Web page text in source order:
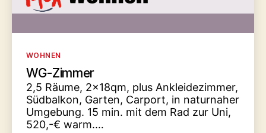
Kategorien
WOHNEN
WG-Zimmer
2,5 Räume, 2x18qm, plus Ankleidezimmer,
Südbalkon, Garten, Carport, in naturnaher
Umgebung. 15 min. mit dem Rad zur Uni,
520,-€ warm.…